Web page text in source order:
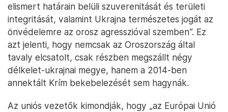
elismert határain belüli szuverenitását és területi
integritását, valamint Ukrajna természetes jogát az
önvédelemre az orosz agresszióval szemben”. Ez
azt jelenti, hogy nemcsak az Oroszország által
tavaly elcsatolt, csak részben megszállt négy
délkelet-ukrajnai megye, hanem a 2014-ben
annektált Krím bekebelezését sem hagynák.
Az uniós vezetők kimondják, hogy „az Európai Unió